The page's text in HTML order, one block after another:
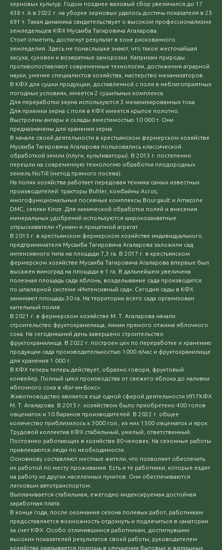
зерновых культур. Годом позднее валовый сбор увеличился до 17
438 т. А в 2022 г. на уборке зерновых удалось достичь показателя в 25
691 т. Такая динамика свидетельствует о высоком профессионализме
земледельцев КФХ Мусаиба Тагировича Агаларова.
Стоит отметить, достигнут результат в зоне рискованного
земледелия. Здесь не понаслышке знают, что такое жесточайшая
засуха, суховеи и возвратные заморозки. Капризам природы
противопоставляют современные технологии, достижения аграрной
науки, умение специалистов хозяйства, мастерство механизаторов.
В КФХ для сушки продукции, доставленной с поля в неблагоприятных
погодных условиях, имеется 2 сушильных комплекса.
Для переработки зерна используются 3 механизированных тока.
Для приемки зерна с поля в КФХ имеется крытое полотно.
Выстроены ангары и склады вместимостью 10 000 т. Они
предназначены для хранения зерна.
В начале своей деятельности в крестьянском фермерском хозяйстве
Мусаиба Тагировича Агаларова пользовались классической
обработкой земли (плуги, культиваторы). В 2013 г. постепенно
перешли на современную технологию обработки плодородных
земель NoTill (метод прямого посева).
На полях хозяйства работает передовая техника самых известных
производителей: тракторы Buhler, комбайны Acros,
многофункциональные посевные комплексы Bourgault и Amazone
DMC, сеялки Kinze. Для химической обработки полей и внесения
минеральных удобрений используются широкозахватные
опрыскиватели «Туман» и прицепной агрегат.
В 2015 г. в крестьянском фермерском хозяйстве индивидуального
предпринимателя Мусаиба Тагировича Агаларова заложили сад
интенсивного типа на площади 7,3 га. В 2017 г. в крестьянском
фермерском хозяйстве Мусаиба Тагировича Агаларова впервые был
высажен виноград на площади в 1 га. В дальнейшем увеличена
полезная площадь сада яблонь, возделывание сада производится
по шпалерной системе «Интенсивный сад». Сегодня сады в КФХ
занимают площадь 30 га. На территории всего сада организован
капельный полив.
В 2021 г. в фермерском хозяйстве М. Т. Агаларова начали
строительство фруктохранилища, линии прямого отжима яблочного
сока. На сегодняшний день завершено строительство
фруктохранилища. В 2022 г. построен цех по переработке и хранению
продукции сада производительностью 1000 л/час и фруктохранилище
для хранения 1 000 т.
В КФХ теперь теперь действует, образно говоря, фруктовый
конвейер. Полный цикл производства от свежего яблока до наливки
яблочного сока в «Бэг-ин-Бокс».
Животноводство является ещё одной сферой деятельности ИП ГКФХ
М. Т. Агаларова. В 2015 г. хозяйством было приобретено 400 голов
овцематок и 10 баранов производителей. В 2022 г. общее
количество приблизилось к 3000 гол., из них 1500 овцематок и ярок.
Трудовой коллектив КФХ стабильный, умелый, ответственный.
Постоянно работающих в хозяйстве 80 человек. На сезонные работы
привлекаются люди по необходимости.
Основнову составляют местные жители, что позволяет обеспечить
их работой по месту проживания. Есть и те работники, которые ездят
на работу из других населенных пунктов. Они обеспечиваются
легковым автотранспортом.
Выплачивается стабильная, ежегодно индексируемая достойная
заработная плата.
В конце года, после окончания сезона полевых работ, работникам
предоставляется возможность отдохнуть и подлечиться в санатории
за счет КФХ. Особо отличившимся работникам, достигнувшим
высоких показателей результатов своей работы, руководителем
хозяйства оказывается помощь в улучшении бытовых и жилищных